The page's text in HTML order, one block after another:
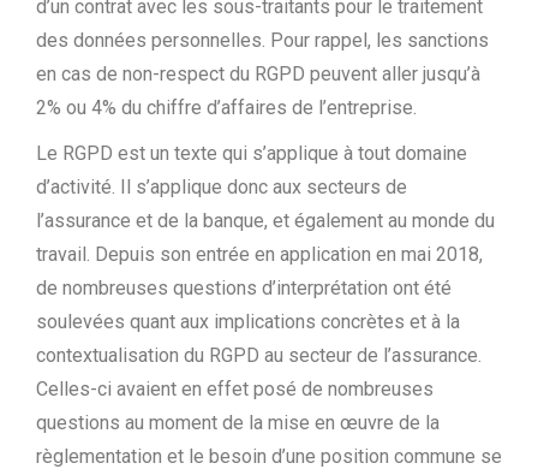
d’un contrat avec les sous-traitants pour le traitement
des données personnelles. Pour rappel, les sanctions
en cas de non-respect du RGPD peuvent aller jusqu’à
2% ou 4% du chiffre d’affaires de l’entreprise.
Le RGPD est un texte qui s’applique à tout domaine
d’activité. Il s’applique donc aux secteurs de
l’assurance et de la banque, et également au monde du
travail. Depuis son entrée en application en mai 2018,
de nombreuses questions d’interprétation ont été
soulevées quant aux implications concrètes et à la
contextualisation du RGPD au secteur de l’assurance.
Celles-ci avaient en effet posé de nombreuses
questions au moment de la mise en œuvre de la
règlementation et le besoin d’une position commune se